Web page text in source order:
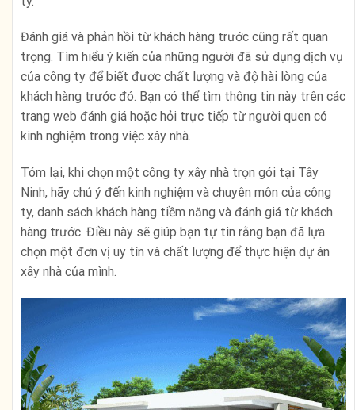
Đánh giá và phản hồi từ khách hàng trước cũng rất quan
trọng. Tìm hiểu ý kiến của những người đã sử dụng dịch vụ
của công ty để biết được chất lượng và độ hài lòng của
khách hàng trước đó. Bạn có thể tìm thông tin này trên các
trang web đánh giá hoặc hỏi trực tiếp từ người quen có
kinh nghiệm trong việc xây nhà.
Tóm lại, khi chọn một công ty xây nhà trọn gói tại Tây
Ninh, hãy chú ý đến kinh nghiệm và chuyên môn của công
ty, danh sách khách hàng tiềm năng và đánh giá từ khách
hàng trước. Điều này sẽ giúp bạn tự tin rằng bạn đã lựa
chọn một đơn vị uy tín và chất lượng để thực hiện dự án
xây nhà của mình.